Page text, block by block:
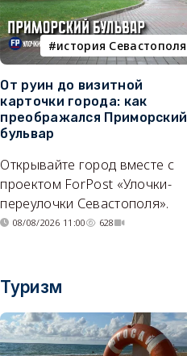
история Севастополя
От руин до визитной
карточки города: как
преображался Приморский
бульвар
Открывайте город вместе с
проектом ForPost «Улочки-
переулочки Севастополя».
08/08/2026 11:00 628
Туризм